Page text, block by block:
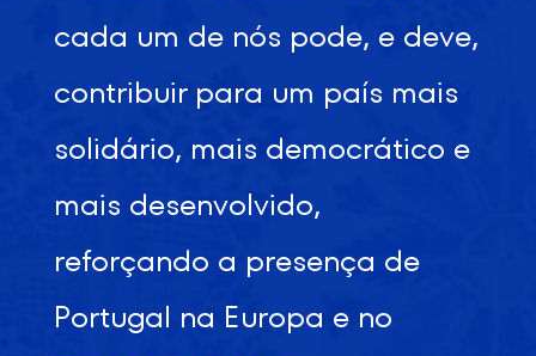
cada um de nós pode, e deve,
contribuir para um país mais
solidário, mais democrático e
mais desenvolvido,
reforçando a presença de
Portugal na Europa e no